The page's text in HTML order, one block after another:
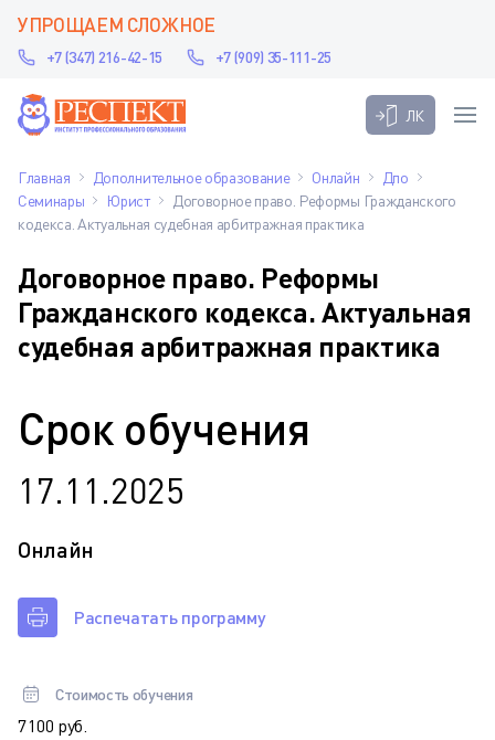
УПРОЩАЕМ СЛОЖНОЕ
+7 (347) 216-42-15 +7 (909) 35-111-25
ЛК
Главная Дополнительное образование Онлайн
Дпо
Семинары
Юрист
Договорное право. Реформы Гражданского
кодекса. Актуальная судебная арбитражная практика
Договорное право. Реформы
Гражданского кодекса. Актуальная
судебная арбитражная практика
Срок обучения
17.11.2025
Онлайн
Распечатать программу
Стоимость обучения
7 100 руб.